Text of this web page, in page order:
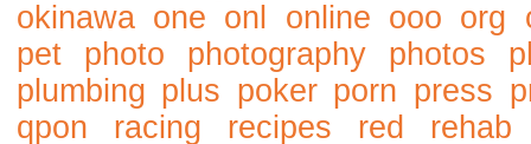
okinawa one onl online ooo org
pet
photo photography photos
plumbing plus poker porn press
qpon
racing recipes red
rehab